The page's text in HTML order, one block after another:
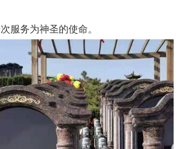
服务为神圣的使命。